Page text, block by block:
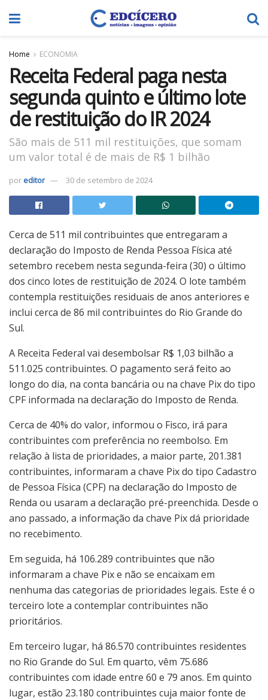
Home ECONOMIA
Receita Federal paga nesta
segunda quinto e último lote
de restituição do IR 2024
São mais de 511 mil restituições, que somam
um valor total é de mais de R$ 1 bilhão
por editor 30 de setembro de 2024
Cerca de 511 mil contribuintes que entregaram a
declaração do Imposto de Renda Pessoa Física até
setembro recebem nesta segunda-feira (30) o último
dos cinco lotes de restituição de 2024. O lote também
contempla restituições residuais de anos anteriores e
inclui cerca de 86 mil contribuintes do Rio Grande do
Sul.
A Receita Federal vai desembolsar R$ 1,03 bilhão a
511.025 contribuintes. O pagamento será feito ao
longo do dia, na conta bancária ou na chave Pix do tipo
CPF informada na declaração do Imposto de Renda.
Cerca de 40% do valor, informou o Fisco, irá para
contribuintes com preferência no reembolso. Em
relação à lista de prioridades, a maior parte, 201.381
contribuintes, informaram a chave Pix do tipo Cadastro
de Pessoa Física (CPF) na declaração do Imposto de
Renda ou usaram a declaração pré-preenchida. Desde o
ano passado, a informação da chave Pix dá prioridade
no recebimento.
Em seguida, há 106.289 contribuintes que não
informaram a chave Pix e não se encaixam em
nenhuma das categorias de prioridades legais. Este é o
terceiro lote a contemplar contribuintes não
prioritários.
Em terceiro lugar, há 86.570 contribuintes residentes
no Rio Grande do Sul. Em quarto, vêm 75.686
contribuintes com idade entre 60 e 79 anos. Em quinto
lugar, estão 23.180 contribuintes cuja maior fonte de